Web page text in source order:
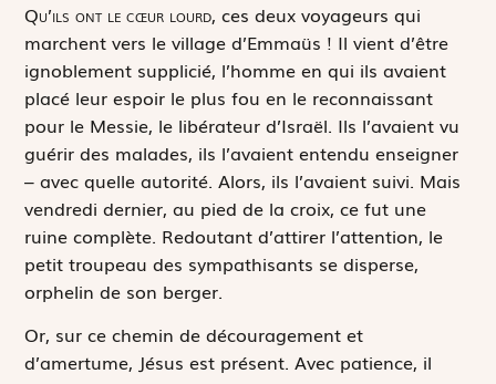
Qu’ils ont le cœur lourd, ces deux voyageurs qui
marchent vers le village d’Emmaüs ! Il vient d’être
ignoblement supplicié, l’homme en qui ils avaient
placé leur espoir le plus fou en le reconnaissant
pour le Messie, le libérateur d’Israël. Ils l’avaient vu
guérir des malades, ils l’avaient entendu enseigner
– avec quelle autorité. Alors, ils l’avaient suivi. Mais
vendredi dernier, au pied de la croix, ce fut une
ruine complète. Redoutant d’attirer l’attention, le
petit troupeau des sympathisants se disperse,
orphelin de son berger.
Or, sur ce chemin de découragement et
d’amertume, Jésus est présent. Avec patience, il